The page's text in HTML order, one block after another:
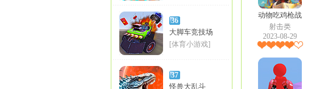
36
大脚车竞技场
[体育小游戏]
37
怪兽大乱斗
动物吃鸡枪战
射击类
2023-08-29